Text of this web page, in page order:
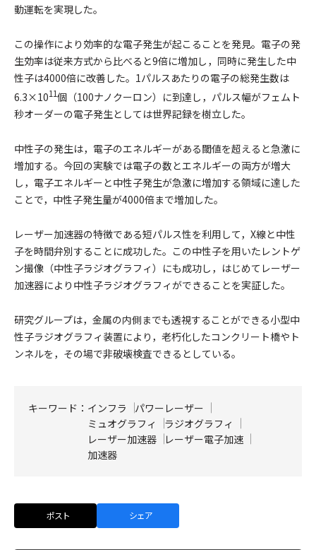
動運転を実現した。
この操作により効率的な電子発生が起こることを発見。電子の発
生効率は従来方式から比べると9倍に増加し，同時に発生した中
性子は4000倍に改善した。1パルスあたりの電子の総発生数は
6.3×1011個（100ナノクーロン）に到達し，パルス幅がフェムト
秒オーダーの電子発生としては世界記録を樹立した。
中性子の発生は，電子のエネルギーがある閾値を超えると急激に
増加する。今回の実験では電子の数とエネルギーの両方が増大
し，電子エネルギーと中性子発生が急激に増加する領域に達した
ことで，中性子発生量が4000倍まで増加した。
レーザー加速器の特徴である短パルス性を利用して，X線と中性
子を時間弁別することに成功した。この中性子を用いたレントゲ
ン撮像（中性子ラジオグラフィ）にも成功し，はじめてレーザー
加速器により中性子ラジオグラフィができることを実証した。
研究グループは，金属の内側までも透視することができる小型中
性子ラジオグラフィ装置により，老朽化したコンクリート橋やト
ンネルを，その場で非破壊検査できるとしている。
キーワード： インフラ
パワーレーザー
ミュオグラフィ
ラジオグラフィ
レーザー加速器
レーザー電子加速
加速器
ポスト シェア